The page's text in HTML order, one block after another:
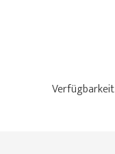
Verfügbarkeit